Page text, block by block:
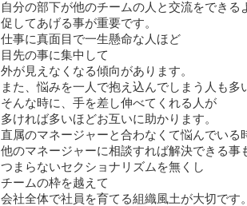
自分の部下が他のチームの人と交流をできる
促してあげる事が重要です。
仕事に真面目で一生懸命な人ほど
目先の事に集中して
外が見えなくなる傾向があります。
また、悩みを一人で抱え込んでしまう人も多
そんな時に、手を差し伸べてくれる人が
多ければ多いほどお互いに助かります。
直属のマネージャーと合わなくて悩んでいる
他のマネージャーに相談すれば解決できる事
つまらないセクショナリズムを無くし
チームの枠を越えて
会社全体で社員を育てる組織風土が大切です